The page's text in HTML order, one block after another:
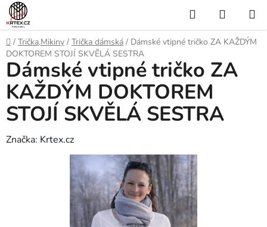
Přejít
na
obsah
Hledat
KOŠÍK
Domů
/ Trička,Mikiny / Trička dámská / Dámské vtipné tričko ZA KAŽDÝM
DOKTOREM STOJÍ SKVĚLÁ SESTRA
Dámské vtipné tričko ZA
KAŽDÝM DOKTOREM
STOJÍ SKVĚLÁ SESTRA
Značka: Krtex.cz